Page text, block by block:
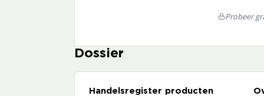
Probeer
Dossier
Handelsregister producten